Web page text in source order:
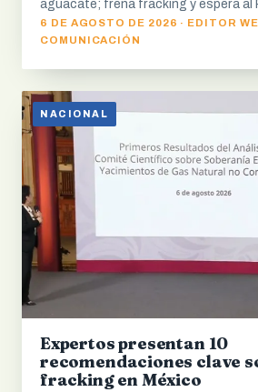
aguacate; frena fracking y espera al
6 DE AGOSTO DE 2026 · EDITOR
COMUNICACIÓN
NACIONAL
Expertos presentan 10
recomendaciones clave
fracking en México